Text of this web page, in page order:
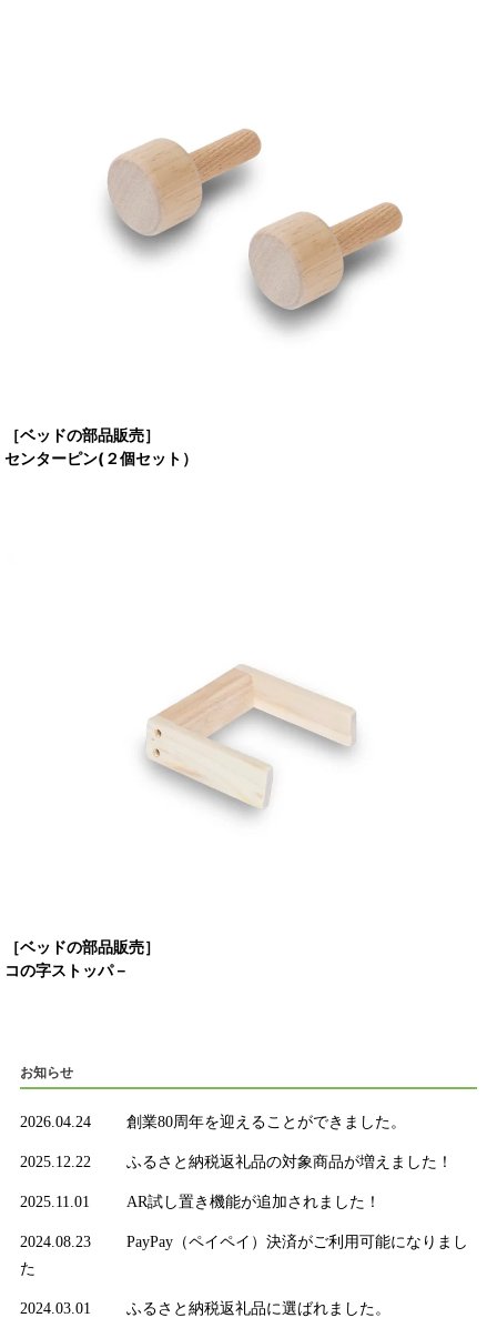
［ベッドの部品販売］
センターピン(２個セット）
［ベッドの部品販売］
コの字ストッパ－
お知らせ
2026.04.24 創業80周年を迎えることができました。
2025.12.22 ふるさと納税返礼品の対象商品が増えました！
2025.11.01 AR試し置き機能が追加されました！
2024.08.23
PayPay（ペイペイ）決済がご利用可能になりまし
た
2024.03.01 ふるさと納税返礼品に選ばれました。